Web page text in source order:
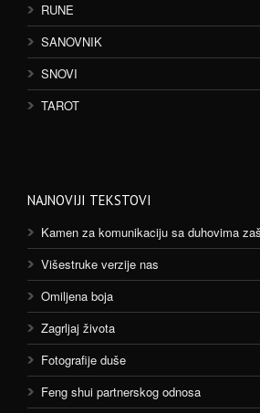
RUNE
SANOVNIK
SNOVI
TAROT
NAJNOVIJI TEKSTOVI
Kamen za komunikaciju sa duhovima
Višestruke verzije nas
Omiljena boja
Zagrljaj života
Fotografije duše
Feng shui partnerskog odnosa